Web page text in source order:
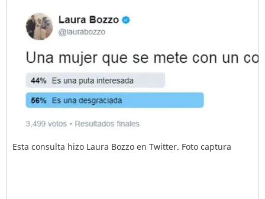
Esta consulta hizo Laura Bozzo en Twitter. Foto captura